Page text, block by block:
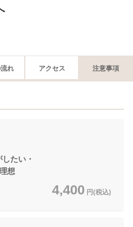
れ アクセス 注意事項
たい・
4,400 円(税込)